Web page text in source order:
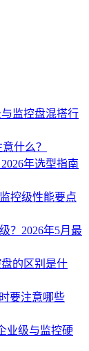
监控盘混搭行
什么？
年选型指南
控级性能要点
？2026年5月最
的区别是什
要注意哪些
业级与监控硬